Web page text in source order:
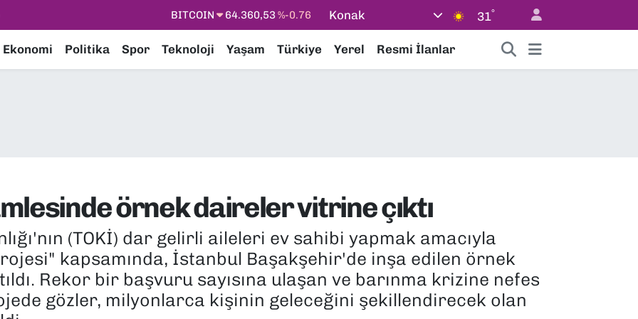
DOLAR 47,7069%0.17
EURO
55,0265%0.01
STERLİN
64,1897%0.02
Konak 31°
Ekonomi Politika Spor Teknoloji Yaşam Türkiye Yerel Resmi İlanlar
örnek daireler vitrine çıktı
(TOKİ) dar gelirli aileleri ev sahibi yapmak amacıyla
kapsamında, İstanbul Başakşehir'de inşa edilen örnek
Rekor bir başvuru sayısına ulaşan ve barınma krizine nefes
gözler, milyonlarca kişinin geleceğini şekillendirecek olan